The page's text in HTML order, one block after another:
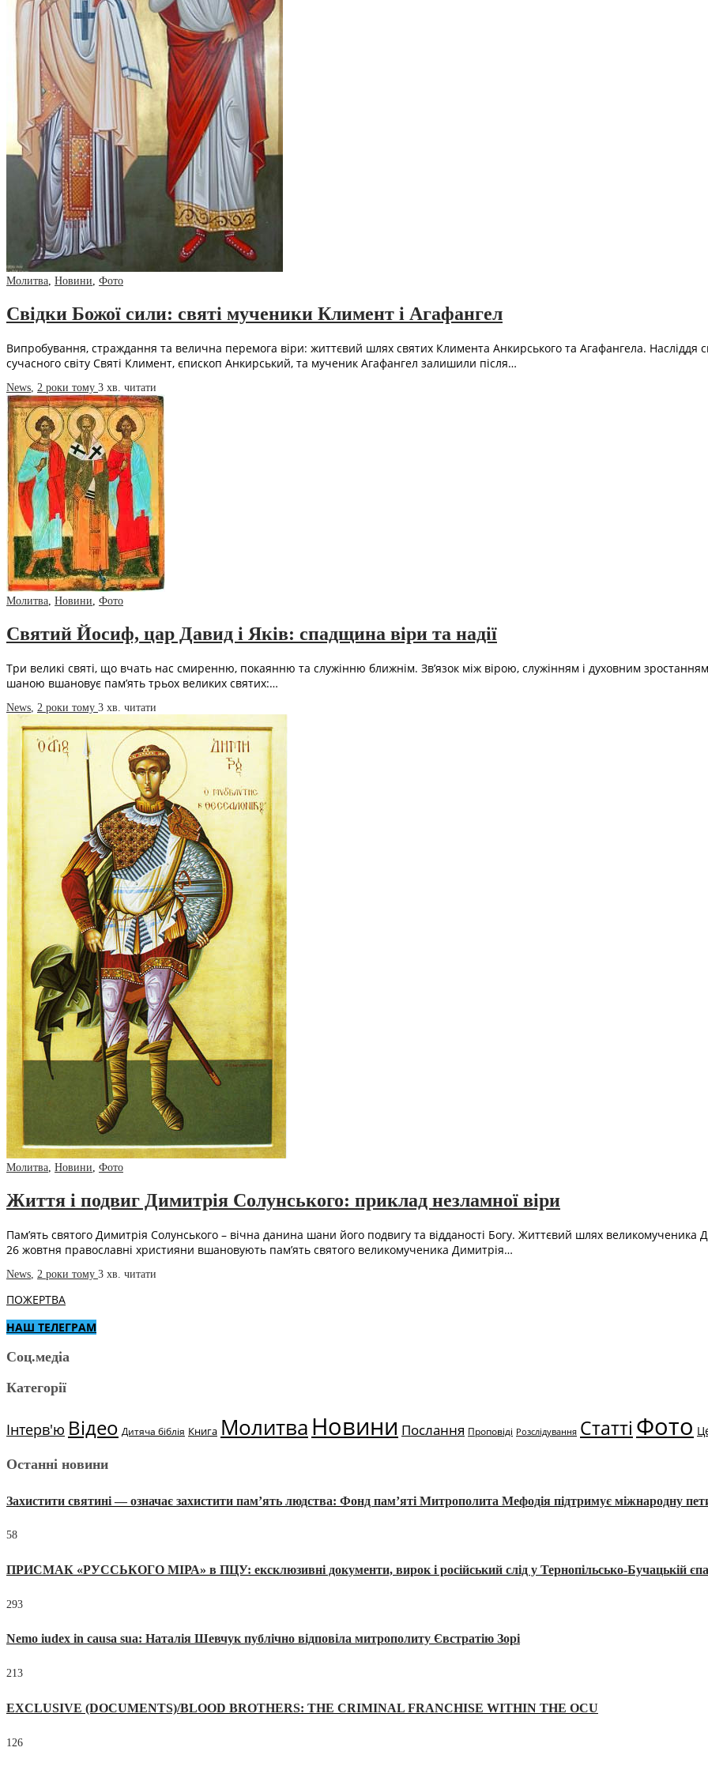
Молитва, Новини, Фото
Свідки Божої сили: святі мученики Климент і Агафангел
Випробування, страждання та велична перемога віри: життєвий шлях святих Климента Анкирського та Агафангела. Насліддя
сучасного світу Святі Климент, єпископ Анкирський, та мученик Агафангел залишили після…
News, 2 роки тому 3 хв. читати
Молитва, Новини, Фото
Святий Йосиф, цар Давид і Яків: спадщина віри та надії
Три великі святі, що вчать нас смиренню, покаянню та служінню ближнім. Зв’язок між вірою, служінням і духовним
шаною вшановує пам’ять трьох великих святих:…
News 2 роки тому 3 хв. читати
Молитва Новини Фото
Життя і подвиг Димитрія Солунського: приклад незламної віри
Пам’ять святого Димитрія Солунського – вічна данина шани його подвигу та відданості Богу. Життєвий шлях великомученика
26 жовтня православні християни вшановують пам’ять святого великомученика Димитрія…
News 2 роки тому 3 хв. читати
ПОЖЕРТВА
НАШ ТЕЛЕГРАМ
Соц.медіа
Категорії
Інтерв'ю Відео Дитяча біблія Книга МолитваНовини Послання Проповіді Розслідування Статті Фото
Останні новини
Захистити святині — означає захистити пам’ять людства: Фонд пам’яті Митрополита Мефодія підтримує міжнародну
58
ПРИСМАК «РУССЬКОГО МІРА» в ПЦУ: ексклюзивні документи, вирок і російський слід у Тернопільсько-Бучацькій
293
Nemo iudex in causa sua: Наталія Шевчук публічно відповіла митрополиту Євстратію Зорі
213
EXCLUSIVE (DOCUMENTS)/BLOOD BROTHERS: THE CRIMINAL FRANCHISE WITHIN THE OCU
126